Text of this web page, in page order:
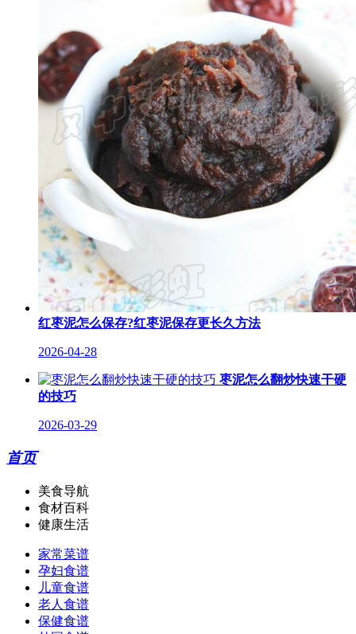
红枣泥怎么保存?红枣泥保存更长久方法
2026-04-28
枣泥怎么翻炒快速干硬
的技巧
2026-03-29
首页
美食导航
食材百科
健康生活
家常菜谱
孕妇食谱
儿童食谱
老人食谱
保健食谱